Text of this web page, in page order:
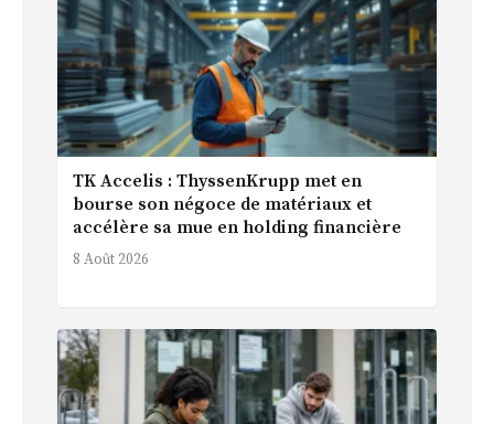
TK Accelis : ThyssenKrupp met en
bourse son négoce de matériaux et
accélère sa mue en holding financière
8 Août 2026